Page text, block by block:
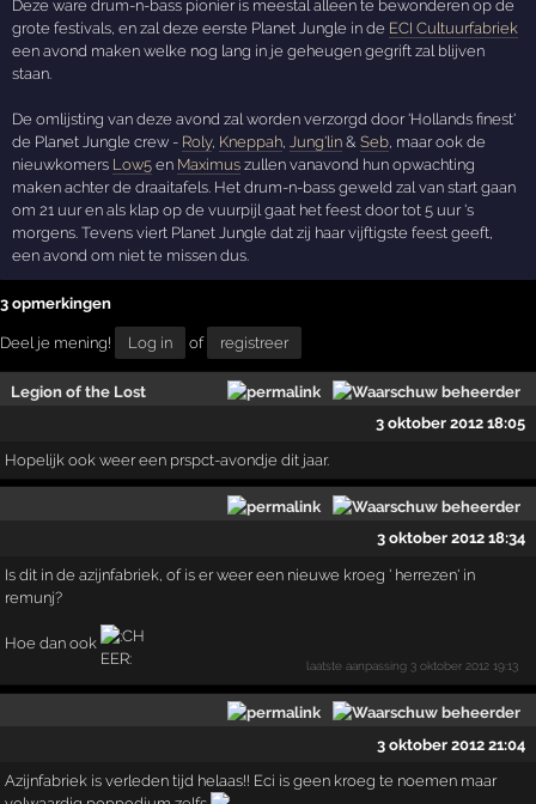
Deze ware drum-n-bass pionier is meestal alleen te bewonderen op de
grote festivals, en zal deze eerste Planet Jungle in de ECI Cultuurfabriek
een avond maken welke nog lang in je geheugen gegrift zal blijven
staan.
De omlijsting van deze avond zal worden verzorgd door 'Hollands finest'
de Planet Jungle crew - Roly, Kneppah,Jung'lin &Seb, maar ook de
nieuwkomers Low5 en Maximus zullen vanavond hun opwachting
maken achter de draaitafels. Het drum-n-bass geweld zal van start gaan
om 21 uur en als klap op de vuurpijl gaat het feest door tot 5 uur 's
morgens. Tevens viert Planet Jungle dat zij haar vijftigste feest geeft,
een avond om niet te missen dus.
3 opmerkingen
Deel je mening! Log in of registreer
Legion of the Lost
3 oktober 2012 18:05
Hopelijk ook weer een prspct-avondje dit jaar.
3 oktober 2012 18:34
Is dit in de azijnfabriek, of is er weer een nieuwe kroeg ' herrezen' in
remunj?
Hoe dan ook
laatste aanpassing 3 oktober 2012 19:13
3 oktober 2012 21:04
Azijnfabriek is verleden tijd helaas!! Eci is geen kroeg te noemen maar